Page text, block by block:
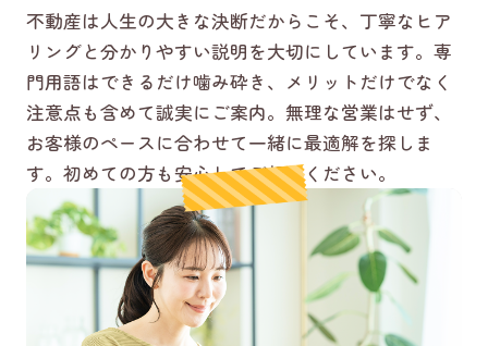
不動産は人生の大きな決断だからこそ、丁寧なヒア
リングと分かりやすい説明を大切にしています。専
門用語はできるだけ噛み砕き、メリットだけでなく
注意点も含めて誠実にご案内。無理な営業はせず、
お客様のペースに合わせて一緒に最適解を探しま
す。初めての方も安心してご相談ください。